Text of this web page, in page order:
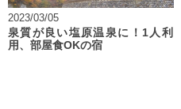
2023/03/05
泉質が良い塩原温泉に！1人利
用、部屋食OKの宿